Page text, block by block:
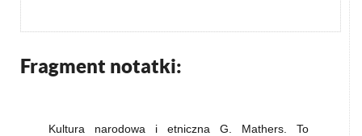
Fragment notatki:
Kultura narodowa i etniczna G. Mathers. To